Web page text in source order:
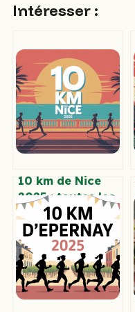
Intéresser :
10 km de Nice
2025 : toutes les
infos, dates et
conseils à
connaître